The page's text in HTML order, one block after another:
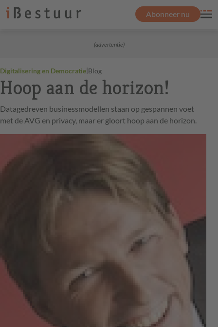
Abonneer nu
(advertentie)
Digitalisering en Democratie|Blog
Hoop aan de horizon!
Datagedreven businessmodellen staan op gespannen voet
met de AVG en privacy, maar er gloort hoop aan de horizon.